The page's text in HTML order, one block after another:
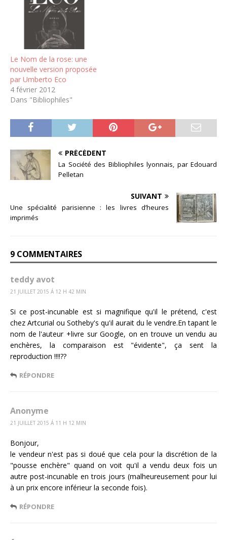
Le Nom de la rose: une
nouvelle version proposée
par Umberto Eco
4 février 2012
Dans "Bibliophiles"
PRÉCÉDENT
La Société des Bibliophiles lyonnais, par Edouard
Pelletan
SUIVANT
Une spécialité parisienne : les livres d’heures
imprimés
9 COMMENTAIRES
teddy avot
21 JUILLET 2015 Á 12 H 42 MIN
Si ce post-incunable est si magnifique qu'il le prétend, c'est
chez Artcurial ou Sotheby's qu'il aurait du le vendre.En tapant le
nom de l'auteur +livre sur Google, on en trouve un vendu au
enchères, la comparaison est "évidente", ça sent la
reproduction !!!!??
RÉPONDRE
Anonyme
21 JUILLET 2015 Á 11 H 12 MIN
Bonjour,
le vendeur n'est pas si doué que cela pour la discrétion de la
"pousse enchère" quand on voit qu'il a vendu deux fois un
autre post-incunable en trois jours (malheureusement pour lui
à un prix encore inférieur la seconde fois).
RÉPONDRE